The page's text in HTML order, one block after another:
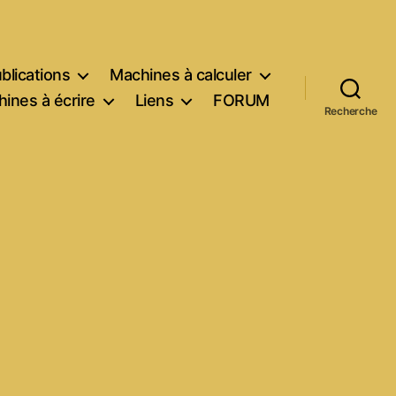
Machines à calculer
à écrire
Liens FORUM
Recherche